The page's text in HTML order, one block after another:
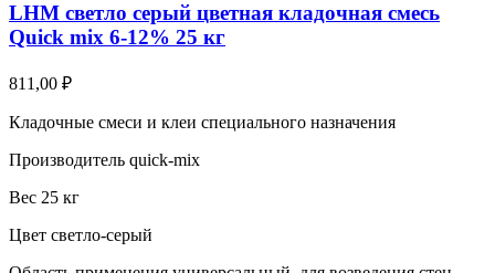
LHM светло серый цветная кладочная смесь
Quick mix 6-12% 25 кг
811,00 ₽
Кладочные смеси и клеи специального назначения
Производитель quick-mix
Вес 25 кг
Цвет светло-серый